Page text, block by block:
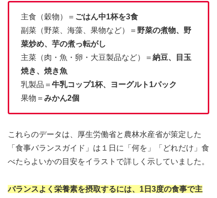
主食（穀物）＝ ごはん中1杯を3食
副菜（野菜、海藻、果物など）＝ 野菜の煮物、野
菜炒め、芋の煮っ転がし
主菜（肉・魚・卵・大豆製品など）＝ 納豆、目玉
焼き、焼き魚
乳製品＝ 牛乳コップ1杯、ヨーグルト1パック
果物＝ みかん2個
これらのデータは、厚生労働省と農林水産省が策定した
「食事バランスガイド」は１日に「何を」「どれだけ」食
べたらよいかの目安をイラストで詳しく示していました。
バランスよく栄養素を摂取するには、1日3度の食事で主